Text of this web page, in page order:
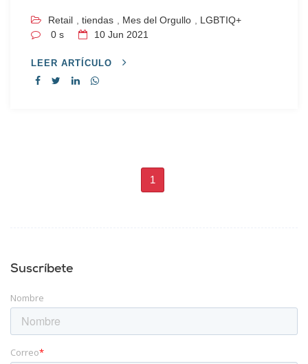
Retail tiendas Mes del Orgullo
LGBTIQ+
0 s
10 Jun 2021
LEER ARTÍCULO
1
Suscríbete
Nombre
Correo*